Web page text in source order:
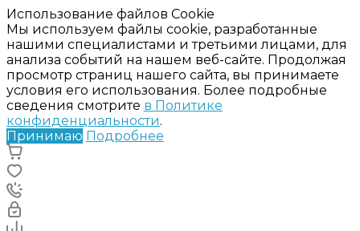
Использование файлов Cookie
Мы используем файлы cookie, разработанные
нашими специалистами и третьими лицами, для
анализа событий на нашем веб-сайте. Продолжая
просмотр страниц нашего сайта, вы принимаете
условия его использования. Более подробные
сведения смотрите в Политике
конфиденциальности.
Принимаю Подробнее